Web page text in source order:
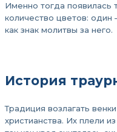
Именно тогда появилась
количество цветов: один
как знак молитвы за него.
История
Традиция возлагать
христианства. Их плели